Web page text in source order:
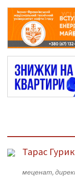
Тарас Гурик
меценат,